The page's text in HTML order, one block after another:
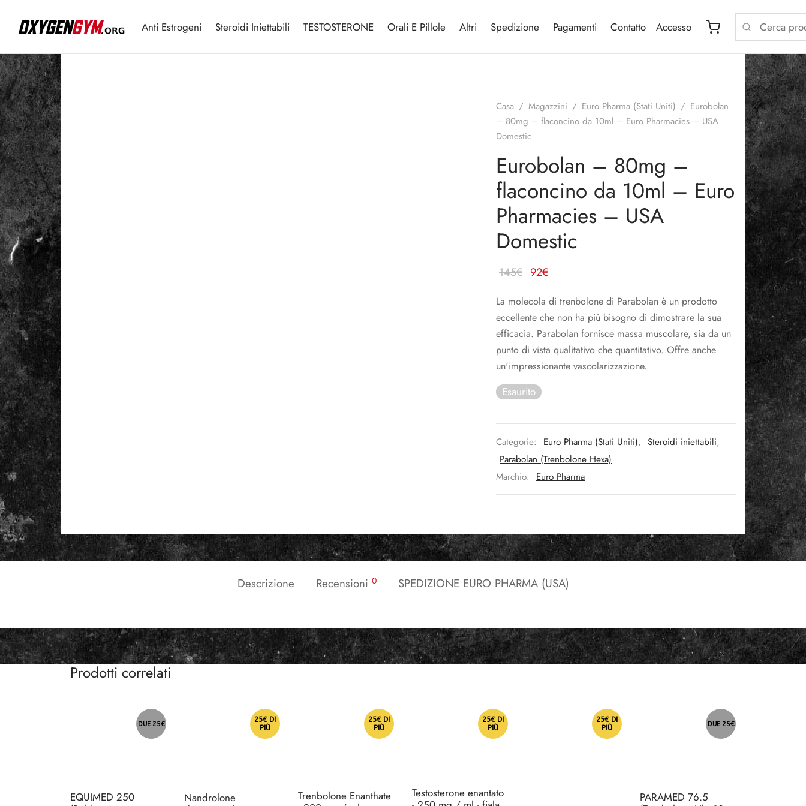
Anti Estrogeni Steroidi Iniettabili TESTOSTERONE Orali E Pillole Altri Spedizione Pagamenti Contatto Accesso
Casa / Magazzini / Euro Pharma (Stati Uniti) / Eurobolan
– 80mg – flaconcino da 10ml – Euro Pharmacies – USA
Domestic
Eurobolan – 80mg –
flaconcino da 10ml – Euro
Pharmacies – USA
Domestic
145€ Il prezzo
era:
145€.
92€
attuale
è:
92€.
La molecola di trenbolone di Parabolan è un prodotto
eccellente che non ha più bisogno di dimostrare la sua
efficacia. Parabolan fornisce massa muscolare, sia da un
punto di vista qualitativo che quantitativo. Offre anche
un'impressionante vascolarizzazione.
Esaurito
Categorie: Euro Pharma (Stati Uniti), Steroidi iniettabili,
Parabolan (Trenbolone Hexa)
Marchio:
Euro Pharma
Descrizione Recensioni 0 SPEDIZIONE EURO PHARMA (USA)
Prodotti correlati
DUE 25€
EQUIMED 250
25€ DI
PIÙ
Nandrolone
25€ DI
PIÙ
Trenbolone Enanthate
25€ DI
PIÙ
Testosterone enantato
25€ DI
PIÙ
DUE 25€
PARAMED 76.5